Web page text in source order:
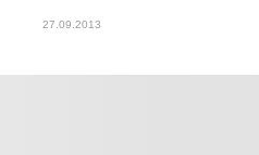
27.09.2013